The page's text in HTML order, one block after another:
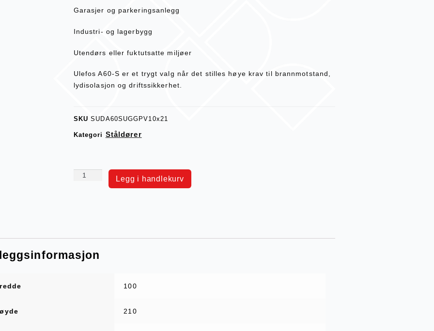
Garasjer og parkeringsanlegg
Industri- og lagerbygg
Utendørs eller fuktutsatte miljøer
Ulefos A60-S er et trygt valg når det stilles høye krav til brannmotstand,
lydisolasjon og driftssikkerhet.
SKUSUDA60SUGGPV10x21
Kategori Ståldører
Legg i handlekurv
100
210